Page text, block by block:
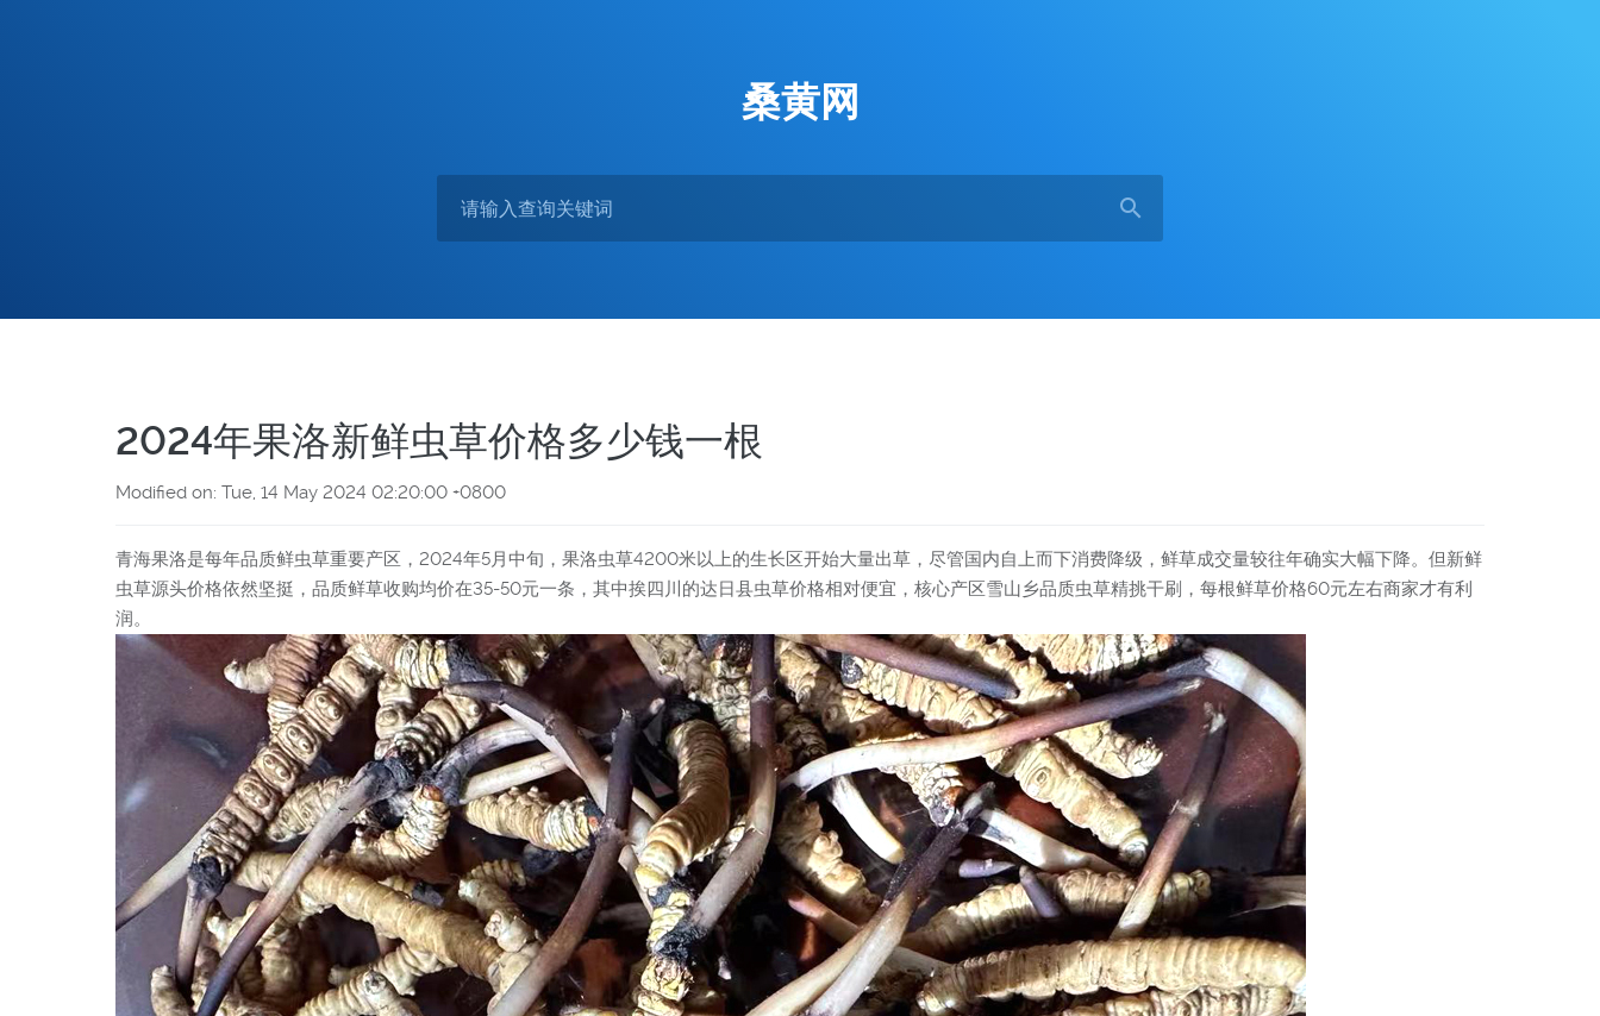
桑黄网
2024年果洛新鲜虫草价格多少钱一根
Modified on: Tue, 14 May 2024 02:20:00 +0800
青海果洛是每年品质鲜虫草重要产区，2024年5月中旬，果洛虫草4200米以上的生长区开始大量出草，尽管国内自上而下消费降级，鲜草成交量较往年确实大幅下降。但新鲜
虫草源头价格依然坚挺，品质鲜草收购均价在35-50元一条，其中挨四川的达日县虫草价格相对便宜，核心产区雪山乡品质虫草精挑干刷，每根鲜草价格60元左右商家才有利
润。